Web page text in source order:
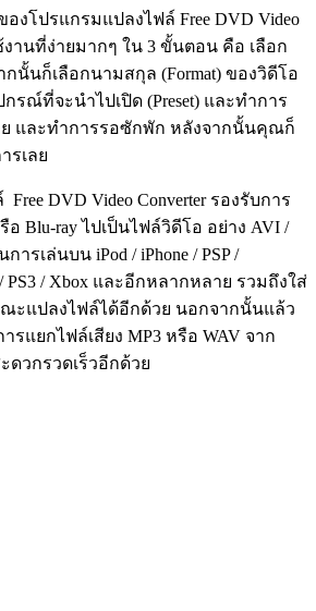
ของโปรแกรมแปลงไฟล์ Free DVD Video
งานที่ง่ายมากๆ ใน 3 ขั้นตอน คือ เลือก
กนั้นก็เลือกนามสกุล (Format) ของวิดีโอ
รณ์ที่จะนำไปเปิด (Preset) และทำการ
ย และทำการรอซักพัก หลังจากนั้นคุณก็
รเลย
DVD Video Converter รองรับการ
Blu-ray ไปเป็นไฟล์วิดีโอ อย่าง AVI /
รเล่นบน iPod / iPhone / PSP /
/ PS3 / Xbox และอีกหลากหลาย รวมถึงใส่
ะแปลงไฟล์ได้อีกด้วย นอกจากนั้นแล้ว
รแยกไฟล์เสียง MP3 หรือ WAV จาก
ดวกรวดเร็วอีกด้วย